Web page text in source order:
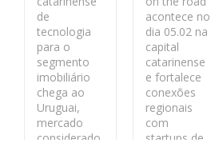
de
tecnologia
para o
segmento
imobiliário
chega ao
Uruguai,
mercado
considerado
acontece no
dia 05.02 na
capital
catarinense
e fortalece
conexões
regionais
com
startups de